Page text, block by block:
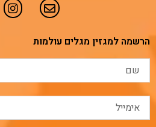
הרשמה למגזין מגלים עולמות